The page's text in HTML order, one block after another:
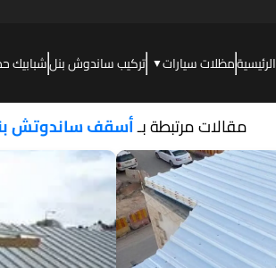
الرئيسيةمظلات سيارات▼ تركيب ساندوش بنلشبابيك
مقالات مرتبطة بـأسقف ساندوتش